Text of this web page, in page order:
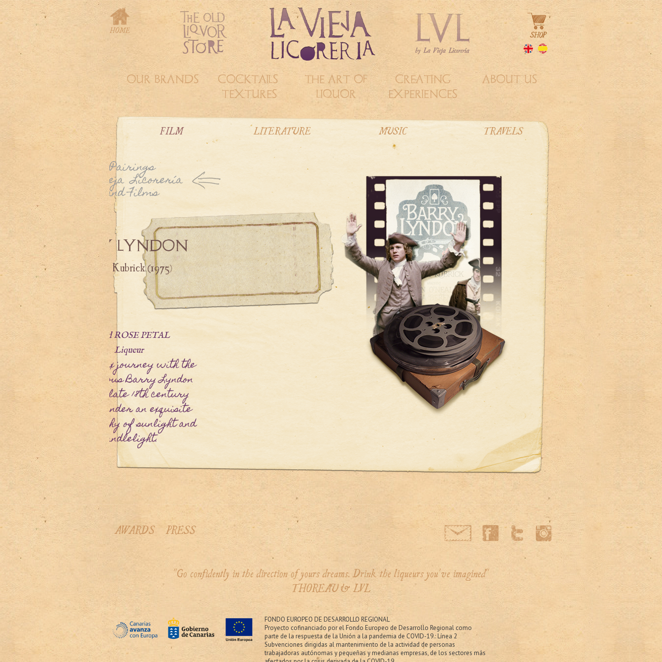
OUR BRANDS
COCKTAILS &
TEXTURES
THE ART OF
LIQUOR
CREATING
EXPERIENCES
ABOUT US
FILM LITERATURE MUSIC TRAVELS
BARRY LYNDON
Stanley Kubrick (1975)
…. and ROSE PETAL
Liqueur
A précieux journey with the
mischievous Barry Lyndon
through late 18th century
Europe under an exquisite
photography of sunlight and
candlelight.
AWARDS PRESS
"Go confidently in the direction of yours dreams. Drink the liqueurs you've imagined"
THOREAU & LVL
FONDO EUROPEO DE DESARROLLO REGIONAL
Proyecto cofinanciado por el Fondo Europeo de Desarrollo Regional como
parte de la respuesta de la Unión a la pandemia de COVID-19.: Línea 2
Subvenciones dirigidas al mantenimiento de la actividad de personas
trabajadoras autónomas y pequeñas y medianas empresas, de los sectores más